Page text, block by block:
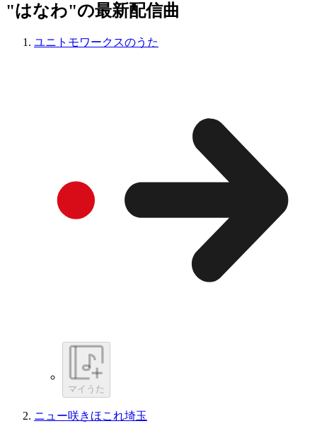
"はなわ"の最新配信曲
ユニトモワークスのうた
マイうた
ニュー咲きほこれ埼玉